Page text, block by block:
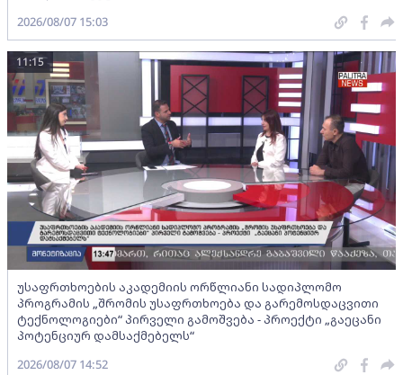
2026/08/07 15:03
უსაფრთხოების აკადემიის ორწლიანი სადიპლომო
პროგრამის „შრომის უსაფრთხოება და გარემოსდაცვითი
ტექნოლოგიები“ პირველი გამოშვება - პროექტი „გაეცანი
პოტენციურ დამსაქმებელს“
11:15
2026/08/07 14:52